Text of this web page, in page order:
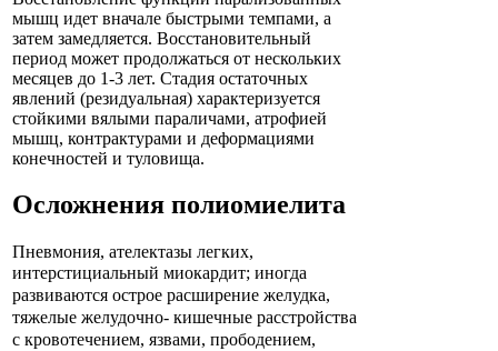
мышц идет вначале быстрыми темпами, а
затем замедляется. Восстановительный
период может продолжаться от нескольких
месяцев до 1-3 лет. Стадия остаточных
явлений (резидуальная) характеризуется
стойкими вялыми параличами, атрофией
мышц, контрактурами и деформациями
конечностей и туловища.
Осложнения полиомиелита
Пневмония, ателектазы легких,
интерстициальный миокардит; иногда
развиваются острое расширение желудка,
тяжелые желудочно- кишечные расстройства
с кровотечением, язвами, прободением,